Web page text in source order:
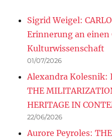
Sigrid Weigel:
Erinnerung an einen
Kulturwissenschaft
01/07/2026
Alexandra Kolesnik:
THE
HERITAGE IN
22/06/2026
Aurore Peyroles: